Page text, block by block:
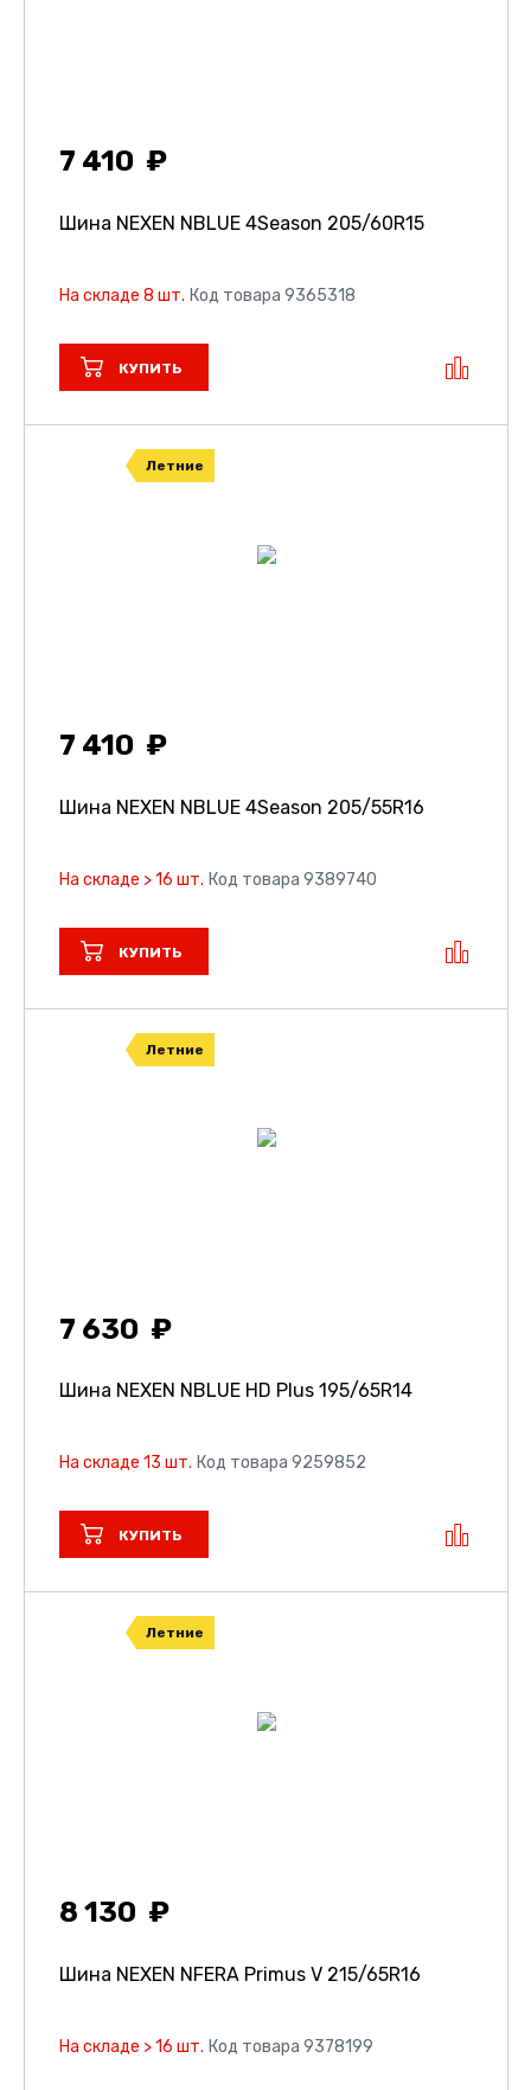
7 410
Шина NEXEN NBLUE 4Season 205/60R15
На складе 8 шт. Код товара 9365318
КУПИТЬ
Летние
7 410
Шина NEXEN NBLUE 4Season 205/55R16
На складе > 16 шт. Код товара 9389740
КУПИТЬ
Летние
7 630
Шина NEXEN NBLUE HD Plus 195/65R14
На складе 13 шт. Код товара 9259852
КУПИТЬ
Летние
8 130
Шина NEXEN NFERA Primus V 215/65R16
На складе > 16 шт. Код товара 9378199